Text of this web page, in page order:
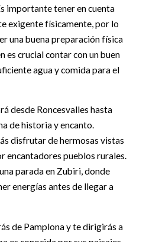
importante tener en cuenta
exigente físicamente, por lo
una buena preparación física
es crucial contar con un buen
agua y comida para el
desde Roncesvalles hasta
de historia y encanto.
disfrutar de hermosas vistas
encantadores pueblos rurales.
parada en Zubiri, donde
energías antes de llegar a
de Pamplona y te dirigirás a